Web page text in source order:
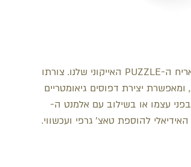
אלמנט הקיר CURVE מהדהד את אריח ה-PUZZLE האייקוני שלנו. צורתו
יצירת דפוסים גיאומטריים
עצמו או בשילוב עם אלמנט ה-